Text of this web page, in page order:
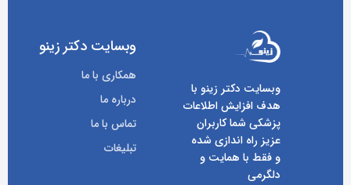
وبسایت دکتر زینو با
هدف افزایش اطلاعات
پزشکی شما کاربران
عزیز راه اندازی شده
و فقط با همایت و
دلگرمی
وبسایت دکتر زینو
همکاری با ما
درباره ما
تماس با ما
تبلیغات